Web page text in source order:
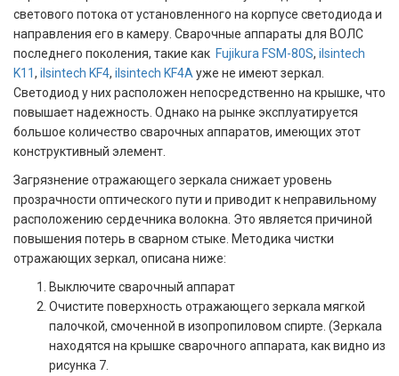
светового потока от установленного на корпусе светодиода и
направления его в камеру. Сварочные аппараты для ВОЛС
последнего поколения, такие как Fujikura FSM-80S, ilsintech
K11, ilsintech KF4, ilsintech KF4A уже не имеют зеркал.
Светодиод у них расположен непосредственно на крышке, что
повышает надежность. Однако на рынке эксплуатируется
большое количество сварочных аппаратов, имеющих этот
конструктивный элемент.
Загрязнение отражающего зеркала снижает уровень
прозрачности оптического пути и приводит к неправильному
расположению сердечника волокна. Это является причиной
повышения потерь в сварном стыке. Методика чистки
отражающих зеркал, описана ниже:
Выключите сварочный аппарат
Очистите поверхность отражающего зеркала мягкой
палочкой, смоченной в изопропиловом спирте. (Зеркала
находятся на крышке сварочного аппарата, как видно из
рисунка 7.